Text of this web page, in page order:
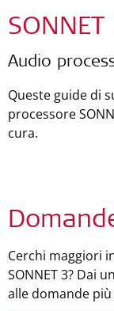
SONNET
Audio
Queste guide di
processore
cura.
Cerchi maggiori
SONNET 3? Dai
alle domande